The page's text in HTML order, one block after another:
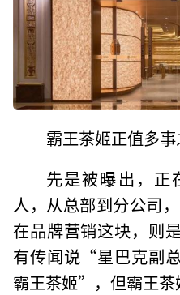
霸王茶姬正值多事
先是被曝出，正
人，从总部到分公司
在品牌营销这块，则
有传闻说“星巴克副
霸王茶姬”，但霸王茶